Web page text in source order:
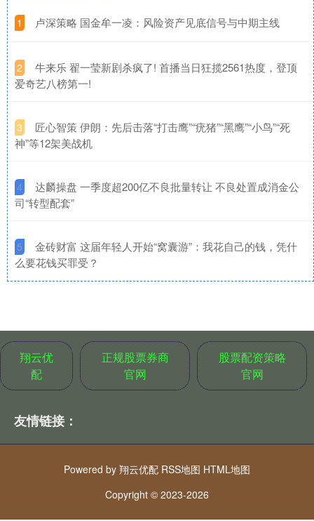
1 ​卢深策略 国金牟一凌：风险资产见底信号与中期主线
2
​牛来乐 翟一莹新剧杀疯了! 首播当日狂揽2561热度，登顶
爱奇艺八榜第一!
3
​匠心智策 伊朗：先后击落“打击鹰”“疣猪”“黑鹰”“小鸟”“死
神”等12架美战机
4
​达麟操盘 一季度超200亿不良批量转让 不良处置成消金公
司“转型配套”
5
​金砖财富 这届年轻人开始“窝囊游”：我花自己的钱，凭什
么要花钱买罪受？
翔云优
配
正规股票券商
官网
股票配资策略
官网
友情链接：
Powered by 翔云优配 RSS地图 HTML地图
Copyright © 2023-2026